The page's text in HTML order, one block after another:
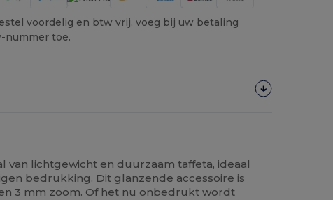
voordelig en btw vrij, voeg bij uw betaling
nummer toe.
van lichtgewicht en duurzaam taffeta, ideaal
bedrukking. Dit glanzende accessoire is
3 mm zoom. Of het nu onbedrukt wordt